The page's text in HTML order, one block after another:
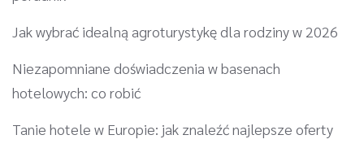
Jak wybrać idealną agroturystykę dla rodziny w 2026
Niezapomniane doświadczenia w basenach
hotelowych: co robić
Tanie hotele w Europie: jak znaleźć najlepsze oferty